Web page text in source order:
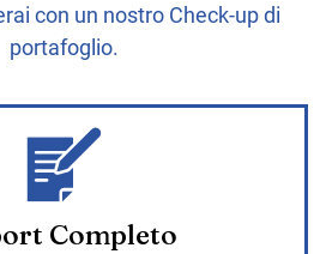
con un nostro Check-up di
portafoglio.
Completo